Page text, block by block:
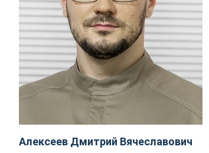
Алексеев Дмитрий Вячеславович